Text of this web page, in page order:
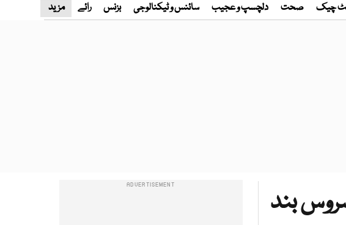
چیک صحت دلچسپ و عجیب سائنس و ٹیکنالوجی بزنس رائے مزید
بند